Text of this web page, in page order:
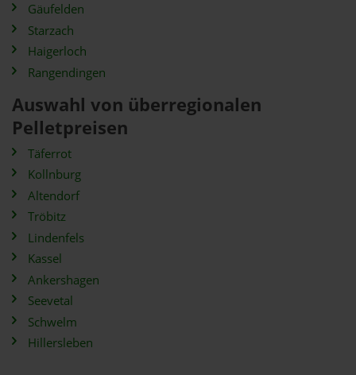
Gäufelden
Starzach
Haigerloch
Rangendingen
Auswahl von überregionalen
Pelletpreisen
Täferrot
Kollnburg
Altendorf
Tröbitz
Lindenfels
Kassel
Ankershagen
Seevetal
Schwelm
Hillersleben